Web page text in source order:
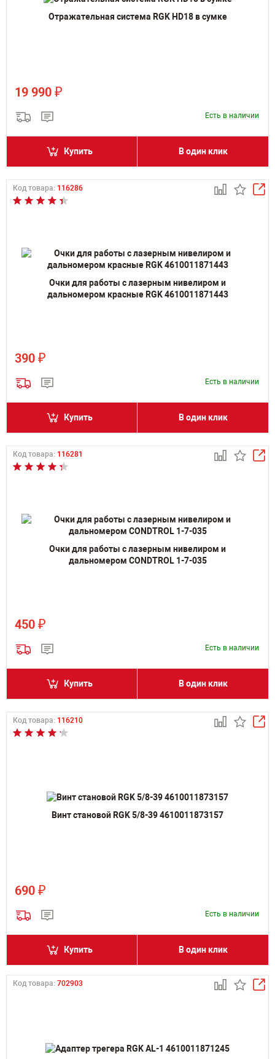
Отражательная система RGK HD18 в сумке
19 990 ₽
Есть в наличии
Купить В один клик
Код товара: 116286
Очки для работы с лазерным нивелиром и
дальномером красные RGK 4610011871443
390 ₽
Есть в наличии
Купить В один клик
Код товара: 116281
Очки для работы с лазерным нивелиром и
дальномером CONDTROL 1-7-035
450 ₽
Есть в наличии
Купить В один клик
Код товара: 116210
Винт становой RGK 5/8-39 4610011873157
690 ₽
Есть в наличии
Купить В один клик
Код товара: 702903